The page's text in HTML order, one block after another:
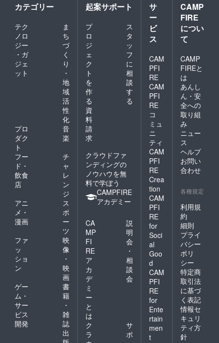
カテゴリー
テク
ノロ
ジー
・ガ
ジェ
ット
ま
ち
づ
く
り
・
地
域
活
性
化
プロ
ダク
ト
音
楽
フー
ド・
飲食
店
チ
ャ
レ
ン
ジ
アニ
メ・
漫画
ス
ポ
ー
ツ
ファ
ッ
ショ
ン
映
像
・
映
画
ゲー
ム・
サー
ビス
開発
書
籍
・
雑
誌
出
起案サポート
プ
ロ
ジ
ェ
ク
ト
を
作
る
ス
タ
ッ
フ
に
相
談
す
る
資
料
請
求
クラウドファ
ンディングの
ノウハウを無
料で学ぼう
CAMPFIRE
アカデミー
CA
MP
FI
RE
ア
カ
デ
ミ
ー
と
は
説
明
会
・
相
談
会
ク
ラ
サ
ポ
サ
ー
ビ
ス
CAM
PFI
RE
CAM
PFI
RE
コ
ミュ
ニ
ティ
CAM
PFI
RE
Crea
tion
CAM
PFI
RE
for
Soci
al
Goo
d
CAM
PFI
RE
for
Ente
rtain
men
t
CAMP
FIRE
につい
て
CAMP
FIREと
は
あんし
ん・安
全への
取り組
み
ニュー
ス
ヘルプ
お問い
合わせ
各種規定
利用規
約
細則
プライ
バシー
ポリ
シー
特定商
取引法
に基づ
く表記
情報セ
キュリ
ティ方
針